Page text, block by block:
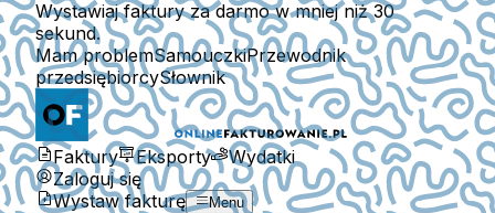
Wystawiaj faktury za darmo w mniej niż 30
sekund.
Mam problemSamouczkiPrzewodnik
przedsiębiorcySłownik
Faktury Eksporty
Wydatki
Zaloguj się
Wystaw fakturę
Menu